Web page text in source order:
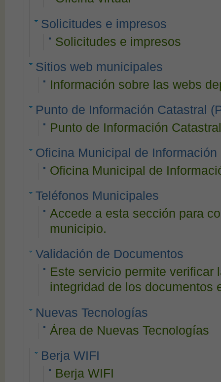
Solicitudes e impresos
Solicitudes e impresos
Sitios web municipales
Información sobre las webs
Punto de Información Catastral
Punto de Información Catastral
Oficina Municipal de
Oficina Municipal de
Teléfonos Municipales
Accede a esta sección para
municipio.
Validación de Documentos
Este servicio permite verificar
integridad de los documentos
Nuevas Tecnologías
Área de Nuevas Tecnologías
Berja WIFI
Berja WIFI